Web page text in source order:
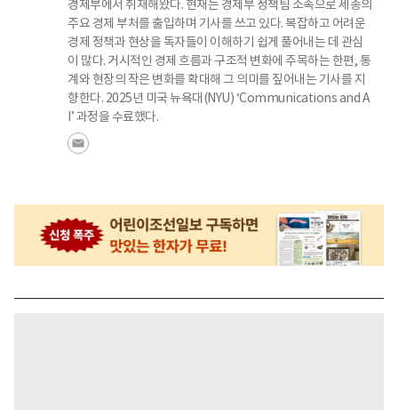
경제부에서 취재해왔다. 현재는 경제부 정책팀 소속으로 세종의
주요 경제 부처를 출입하며 기사를 쓰고 있다. 복잡하고 어려운
경제 정책과 현상을 독자들이 이해하기 쉽게 풀어내는 데 관심
이 많다. 거시적인 경제 흐름과 구조적 변화에 주목하는 한편, 통
계와 현장의 작은 변화를 확대해 그 의미를 짚어내는 기사를 지
향한다. 2025년 미국 뉴욕대(NYU) ‘Communications and A
I’ 과정을 수료했다.